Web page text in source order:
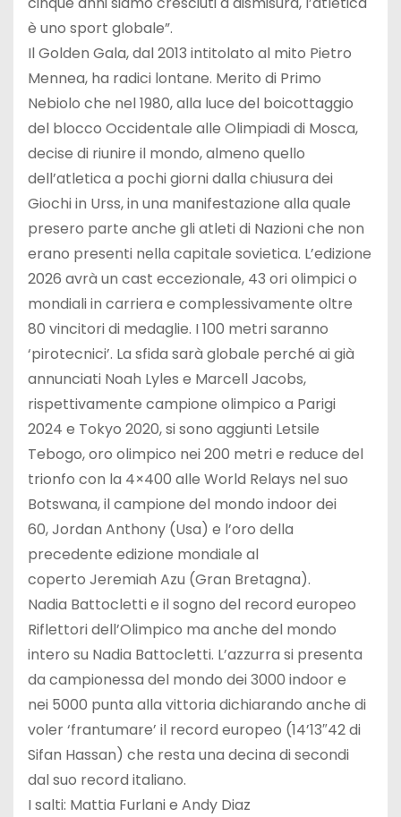
è uno sport globale”.
Il Golden Gala, dal 2013 intitolato al mito Pietro
Mennea, ha radici lontane. Merito di Primo
Nebiolo che nel 1980, alla luce del boicottaggio
del blocco Occidentale alle Olimpiadi di Mosca,
decise di riunire il mondo, almeno quello
dell’atletica a pochi giorni dalla chiusura dei
Giochi in Urss, in una manifestazione alla quale
presero parte anche gli atleti di Nazioni che non
erano presenti nella capitale sovietica. L’edizione
2026 avrà un cast eccezionale, 43 ori olimpici o
mondiali in carriera e complessivamente oltre
80 vincitori di medaglie. I 100 metri saranno
‘pirotecnici’. La sfida sarà globale perché ai già
annunciati Noah Lyles e Marcell Jacobs,
rispettivamente campione olimpico a Parigi
2024 e Tokyo 2020, si sono aggiunti Letsile
Tebogo, oro olimpico nei 200 metri e reduce del
trionfo con la 4×400 alle World Relays nel suo
Botswana, il campione del mondo indoor dei
60, Jordan Anthony (Usa) e l’oro della
precedente edizione mondiale al
coperto Jeremiah Azu (Gran Bretagna).
Nadia Battocletti e il sogno del record europeo
Riflettori dell’Olimpico ma anche del mondo
intero su Nadia Battocletti. L’azzurra si presenta
da campionessa del mondo dei 3000 indoor e
nei 5000 punta alla vittoria dichiarando anche di
voler ‘frantumare’ il record europeo (14’13″42 di
Sifan Hassan) che resta una decina di secondi
dal suo record italiano.
I salti: Mattia Furlani e Andy Diaz